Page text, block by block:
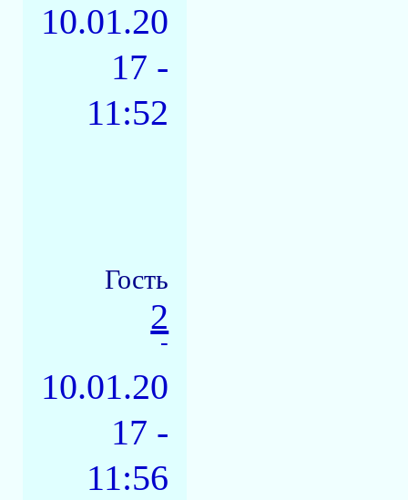
10.01.20
17 -
11:52
Гость
2
-
10.01.20
17 -
11:56